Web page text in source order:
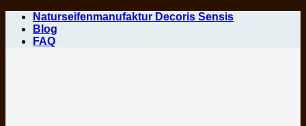
Zum
Inhalt
springen
Naturseifenmanufaktur Decoris Sensis
Blog
FAQ